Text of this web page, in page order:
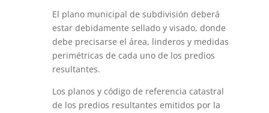
El plano municipal de subdivisión deberá
estar debidamente sellado y visado, donde
debe precisarse el área, linderos y medidas
perimétricas de cada uno de los predios
resultantes.
Los planos y código de referencia catastral
de los predios resultantes emitidos por la